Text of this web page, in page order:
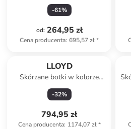
czarnym
-61%
od: 264,95 zł
Cena producenta: 695,57 zł*
LLOYD
Skórzane botki w kolorze
brązowym
-32%
794,95 zł
Cena producenta: 1174,07 zł*